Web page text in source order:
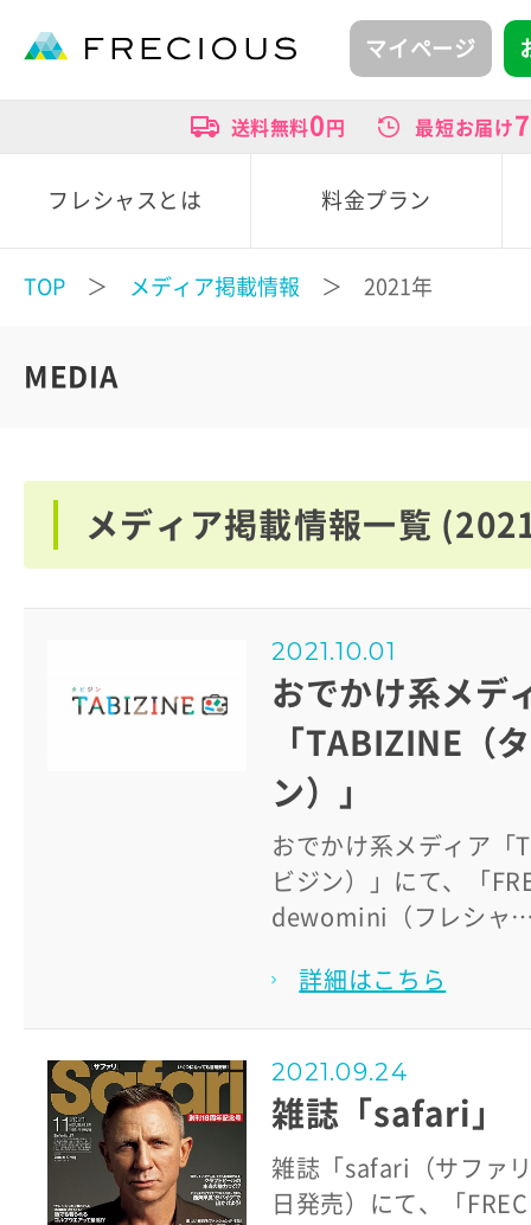
マイページ
送料無料0 円 最短お届け7
フレシャスとは 料金プラン
TOP ＞ メディア掲載情報 ＞ 2021年
MEDIA
メディア掲載情報一覧
2021.10.01
おでかけ系メデ
「TABIZINE（
ン）」
おでかけ系メディア「
ビジン）」にて、「
dewomini（フレシャ
詳細はこちら
2021.09.24
雑誌「safari」
雑誌「safari（サファ
日発売）にて、「